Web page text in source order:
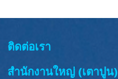
ติดต่อเรา
สำนักงานใหญ่ (เตาปูน)